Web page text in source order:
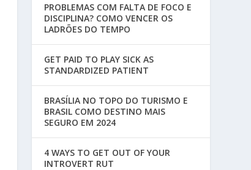
PROBLEMAS COM FALTA DE FOCO E
DISCIPLINA? COMO VENCER OS
LADRÕES DO TEMPO
GET PAID TO PLAY SICK AS
STANDARDIZED PATIENT
BRASÍLIA NO TOPO DO TURISMO E
BRASIL COMO DESTINO MAIS
SEGURO EM 2024
4 WAYS TO GET OUT OF YOUR
INTROVERT RUT